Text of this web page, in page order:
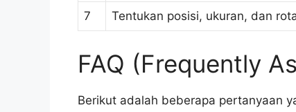
7 Tentukan posisi, ukuran, dan
FAQ (Frequently
Berikut adalah beberapa pertanyaan